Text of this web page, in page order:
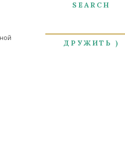
SEARCH
ДРУЖИТЬ )